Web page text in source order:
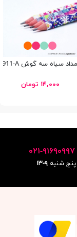
مداد سیاه سه گوش Bertand 19911-A
۱۴,۰۰۰ تومان
٩١۶٩٠٩٩٧-٠٢١
پنج شنبه ۹-١٣